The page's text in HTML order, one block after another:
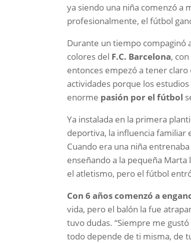
ya siendo una niña comenzó a
profesionalmente, el fútbol
Durante un tiempo compaginó
colores del F.C. Barcelona,
entonces empezó a tener
actividades porque los
enorme pasión por el fútbol
Ya instalada en la primera
deportiva, la influencia familiar
Cuando era una niña
enseñando a la pequeña
el atletismo, pero el fútbol
Con 6 años comenzó a
vida, pero el balón la fue
tuvo dudas. “Siempre me
todo depende de ti misma, de